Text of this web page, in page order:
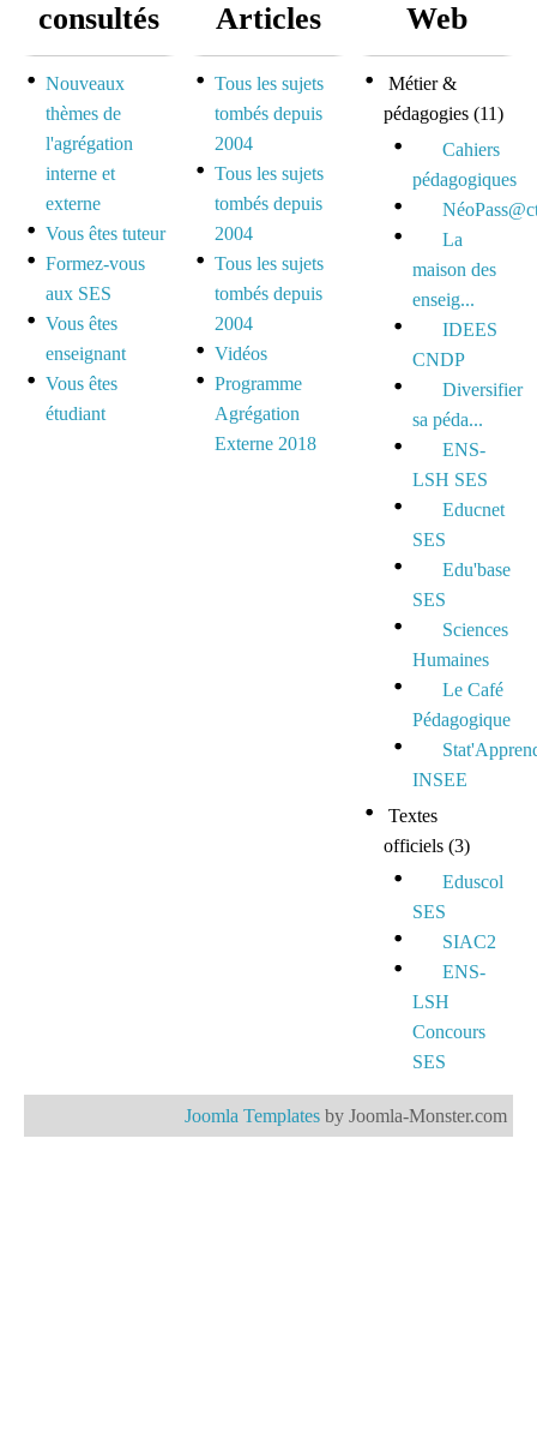
et formateurs
Espace réservé pour
mutualiser ses outils,
idées et questionnements
consultés
Nouveaux
thèmes de
l'agrégation
interne et
externe
Vous êtes tuteur
Formez-vous
aux SES
Vous êtes
enseignant
Vous êtes
étudiant
Articles
Tous les sujets
tombés depuis
2004
Tous les sujets
tombés depuis
2004
Tous les sujets
tombés depuis
2004
Vidéos
Programme
Agrégation
Externe 2018
Web
Métier &
pédagogies (11)
Cahiers
pédagogiques
La
maison des
enseig...
IDEES
CNDP
Diversifier
sa péda...
ENS-
LSH SES
Educnet
SES
Edu'base
SES
Sciences
Humaines
Le Café
Pédagogique
INSEE
Textes
officiels (3)
Eduscol
SES
SIAC2
ENS-
LSH
Concours
SES
Joomla Templates by Joomla-Monster.com